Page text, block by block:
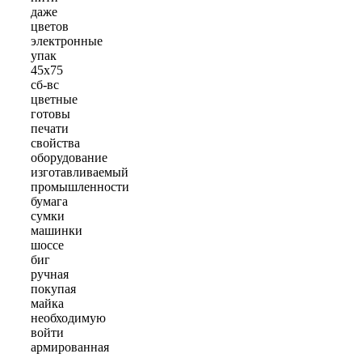
даже
цветов
электронные
упак
45х75
сб-вс
цветные
готовы
печати
свойства
оборудование
изготавливаемый
промышленности
бумага
сумки
машинки
шоссе
биг
ручная
покупая
майка
необходимую
войти
армированная